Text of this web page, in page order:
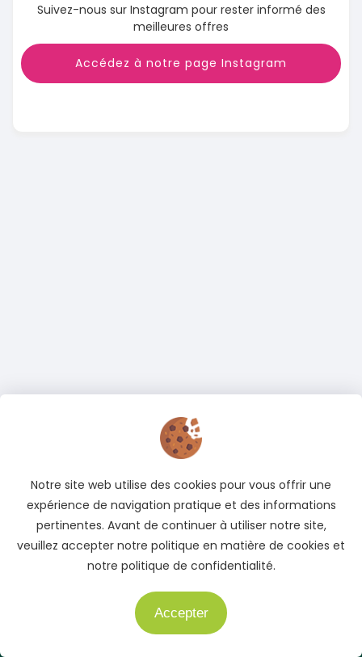
Suivez-nous sur Instagram pour rester informé des
meilleures offres
Accédez à notre page Instagram
Cocody, Abidjan, Côte d'Ivoire
Notre site web utilise des cookies pour vous offrir une
expérience de navigation pratique et des informations
pertinentes. Avant de continuer à utiliser notre site,
veuillez accepter notre politique en matière de cookies et
notre politique de confidentialité.
Accepter